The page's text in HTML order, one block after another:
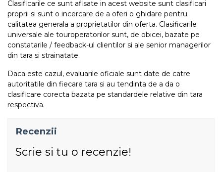
Clasificarile ce sunt afisate in acest website sunt clasificari
proprii si sunt o incercare de a oferi o ghidare pentru
calitatea generala a proprietatilor din oferta. Clasificarile
universale ale touroperatorilor sunt, de obicei, bazate pe
constatarile / feedback-ul clientilor si ale senior managerilor
din tara si strainatate.
Daca este cazul, evaluarile oficiale sunt date de catre
autoritatile din fiecare tara si au tendinta de a da o
clasificare corecta bazata pe standardele relative din tara
respectiva.
Recenzii
Scrie si tu o recenzie!